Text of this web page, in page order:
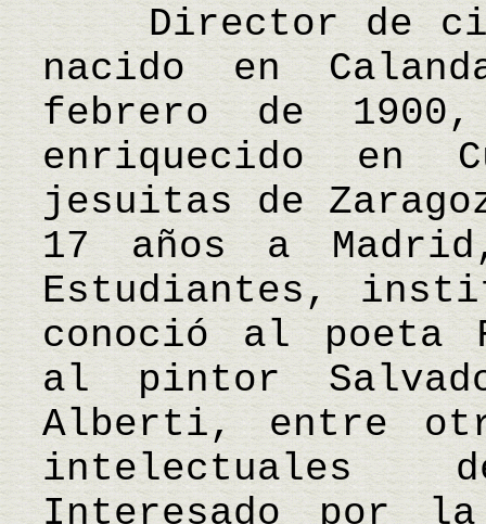
Director de
nacido en
febrero de
enriquecido en
jesuitas de
17 años a
Estudiantes,
conoció al poeta
al pintor
Alberti, entre
intelectuales
Interesado por la